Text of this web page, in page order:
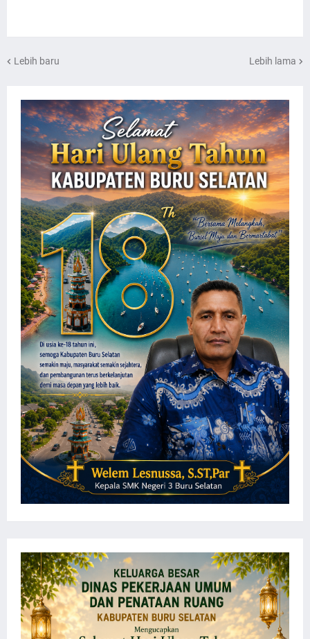
Lebih baru Lebih lama